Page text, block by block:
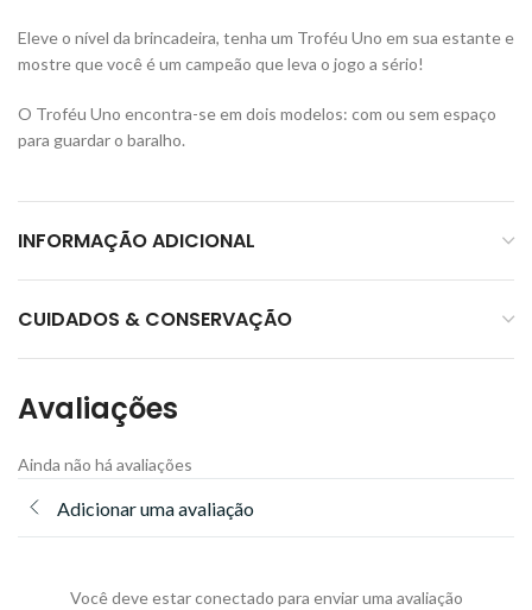
Eleve o nível da brincadeira, tenha um Troféu Uno em sua estante e
mostre que você é um campeão que leva o jogo a sério!
O Troféu Uno encontra-se em dois modelos: com ou sem espaço
para guardar o baralho.
INFORMAÇÃO ADICIONAL
CUIDADOS & CONSERVAÇÃO
Avaliações
Ainda não há avaliações
Adicionar uma avaliação
Você deve estar conectado para enviar uma avaliação